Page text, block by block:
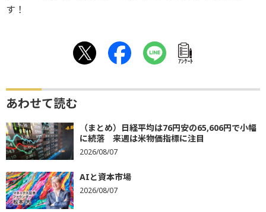
す！
ｱﾝｹｰﾄ
あわせて読む
（まとめ）日経平均は76円安の65,606円で小幅
に続落 来週は米物価指標に注目
2026/08/07
AIと資本市場
2026/08/07